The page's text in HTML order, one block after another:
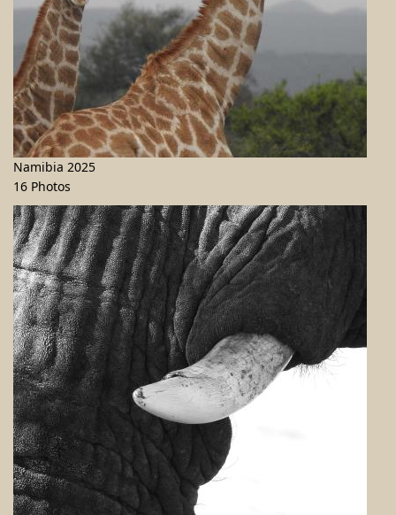
Namibia 2025
16 Photos